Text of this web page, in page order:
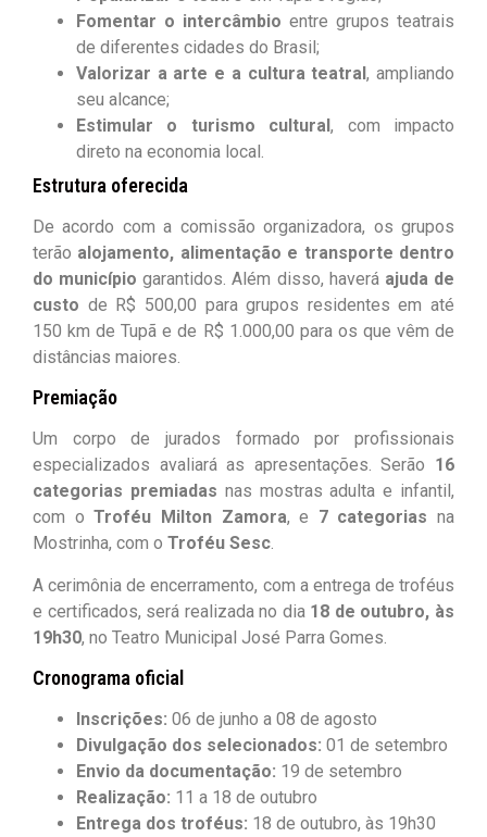
Fomentar o intercâmbio entre grupos teatrais
de diferentes cidades do Brasil;
Valorizar a arte e a cultura teatral, ampliando
seu alcance;
Estimular o turismo cultural, com impacto
direto na economia local.
Estrutura oferecida
De acordo com a comissão organizadora, os grupos
terão alojamento, alimentação e transporte dentro
do município garantidos. Além disso, haverá ajuda de
custo de R$ 500,00 para grupos residentes em até
150 km de Tupã e de R$ 1.000,00 para os que vêm de
distâncias maiores.
Premiação
Um corpo de jurados formado por profissionais
especializados avaliará as apresentações. Serão 16
categorias premiadas nas mostras adulta e infantil,
com oTroféu Milton Zamora, e 7 categorias na
Mostrinha, com o Troféu Sesc.
A cerimônia de encerramento, com a entrega de troféus
e certificados, será realizada no dia 18 de outubro, às
19h30, no Teatro Municipal José Parra Gomes.
Cronograma oficial
Inscrições: 06 de junho a 08 de agosto
Divulgação dos selecionados: 01 de setembro
Envio da documentação: 19 de setembro
Realização: 11 a 18 de outubro
Entrega dos troféus: 18 de outubro, às 19h30